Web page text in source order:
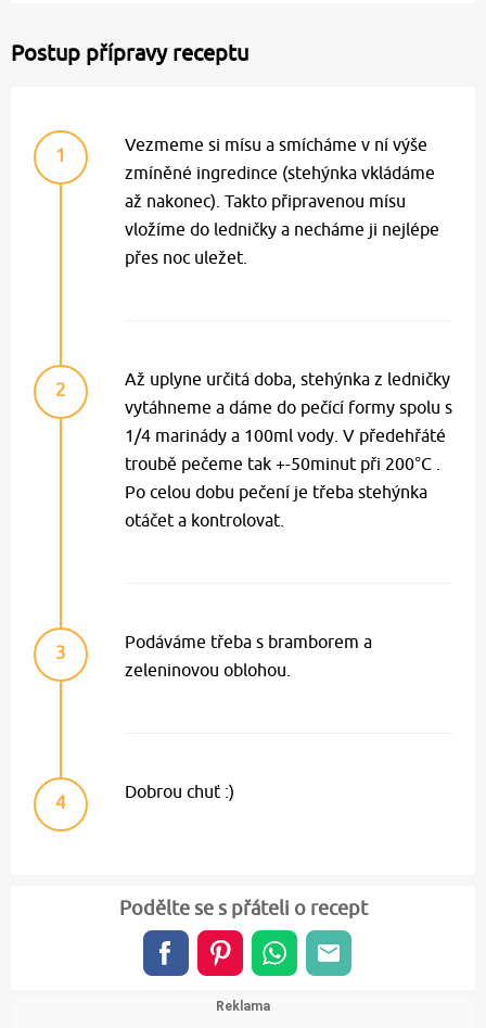
Postup přípravy receptu
1
Vezmeme si mísu a smícháme v ní výše
zmíněné ingredince (stehýnka vkládáme
až nakonec). Takto připravenou mísu
vložíme do ledničky a necháme ji nejlépe
přes noc uležet.
2
Až uplyne určitá doba, stehýnka z ledničky
vytáhneme a dáme do pečící formy spolu s
1/4 marinády a 100ml vody. V předehřáté
troubě pečeme tak +-50minut při 200°C .
Po celou dobu pečení je třeba stehýnka
otáčet a kontrolovat.
3
Podáváme třeba s bramborem a
zeleninovou oblohou.
4 Dobrou chuť :)
Podělte se s přáteli o recept